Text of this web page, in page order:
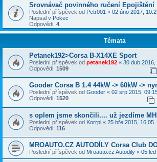
Srovnávač povinného ručení Epojištění
Poslední příspěvek od Petr001 « 02 úno 2017,
Napsal v Pokec
Odpovědi: 4
Témata
Petanek192>Corsa B-X14XE Sport
Poslední příspěvek od petanek192 « 30 dub 2016,
Odpovědi: 1509
Gooder Corsa B 1.4 44kW -> 60kW ->
Poslední příspěvek od Gooder « 02 srp 2015,
Odpovědi: 1520
s oplem jsme skončili.... už jezdíme
Poslední příspěvek od Korrpi « 25 bře 2015, 16:05
Odpovědi: 116
MROAUTO.CZ AUTODÍLY Corsa Club
Poslední příspěvek od Mroauto.cz Autodily « 05